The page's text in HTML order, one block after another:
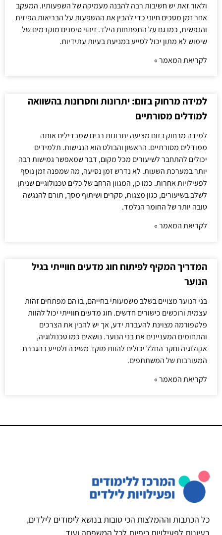
ולאור זאת יש חשיבות רבה להבנה מעמיקה של השפעותיו. המעקב
אחר זמן מסכים חיוני כדי להבין את ההשפעות על הבריאות הפיזית
והנפשית, כמו גם על התפתחות הילד. זיהוי סימנים מוקדמים של
שימוש לא מתון יכול לסייע במניעת בעיות עתידיות.
לקריאת המאמר »
למידה מרחוק בזום: יתרונות וחסרונות בהשוואה
למודלים מסורתיים
למידה מרחוק בזום מציעה יתרונות רבים שמבדילים אותה
ממודלים מסורתיים. הראשון והבולט הוא הנגישות. תלמידים
יכולים להתחבר לשיעורים מכל מקום, דבר שמאפשר גמישות רבה
יותר במערכת השעות. לא נדרש זמן נסיעה, מה שמפנה זמן נוסף
לפעילויות אחרות. כמו כן, המגוון הרחב של כלים טכנולוגיים שניתן
לשלב בשיעורים, כגון מצגות, סקרים ושיתוף מסך, תורם להנגשה
טובה יותר של החומר הנלמד.
לקריאת המאמר »
המדריך המקיף לפיתוח חוג מדעים חווייתי בגיל
הנוער
בני הנוער מצויים בשלב משמעותי בחייהם, בו הם מפתחים זהות
עצמית ורוכשים כישורים חדשים. חוג מדעים חווייתי יכול להוות
פלטפורמה מצוינת להעברת ידע, אך יש להבין את הצרכים
והתחומים המעניינים את בני הנוער. נושאים כמו טכנולוגיה,
אקולוגיה וחקר החלל יכולים להוות מוקד משיכה ולסייע בהגברת
המעורבות של המשתתפים.
לקריאת המאמר »
כל הכתבות וההמלצות הכי טובות בנושא לימודים לילדים,